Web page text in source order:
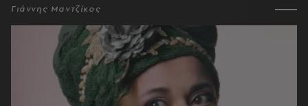
Γιάννης Μαντζίκος